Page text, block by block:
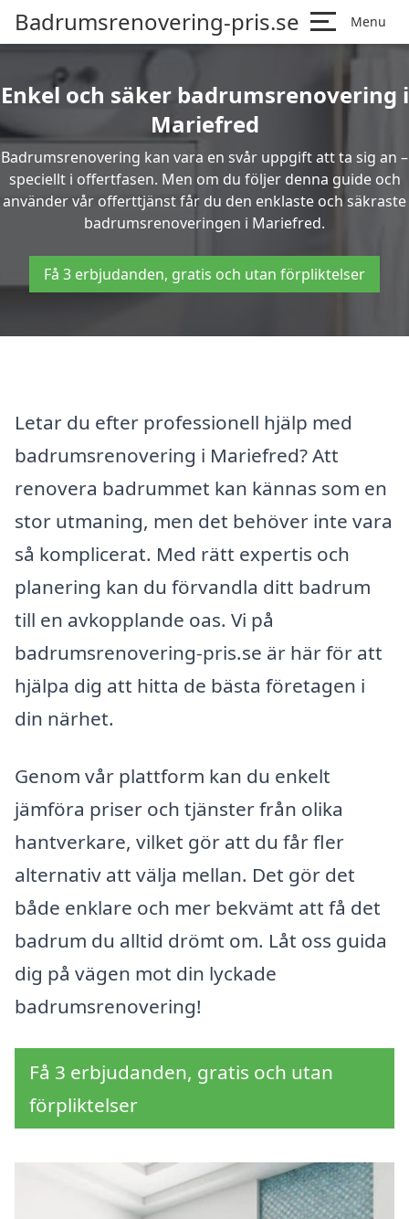
Badrumsrenovering-pris.se Menu
Enkel och säker badrumsrenovering i
Mariefred
Badrumsrenovering kan vara en svår uppgift att ta sig an –
speciellt i offertfasen. Men om du följer denna guide och
använder vår offerttjänst får du den enklaste och säkraste
badrumsrenoveringen i Mariefred.
Få 3 erbjudanden, gratis och utan förpliktelser
Letar du efter professionell hjälp med
badrumsrenovering i Mariefred? Att
renovera badrummet kan kännas som en
stor utmaning, men det behöver inte vara
så komplicerat. Med rätt expertis och
planering kan du förvandla ditt badrum
till en avkopplande oas. Vi på
badrumsrenovering-pris.se är här för att
hjälpa dig att hitta de bästa företagen i
din närhet.
Genom vår plattform kan du enkelt
jämföra priser och tjänster från olika
hantverkare, vilket gör att du får fler
alternativ att välja mellan. Det gör det
både enklare och mer bekvämt att få det
badrum du alltid drömt om. Låt oss guida
dig på vägen mot din lyckade
badrumsrenovering!
Få 3 erbjudanden, gratis och utan
förpliktelser